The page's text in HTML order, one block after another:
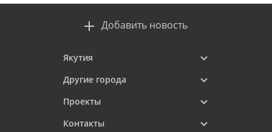
Добавить новость
Якутия
Другие города
Проекты
Контакты